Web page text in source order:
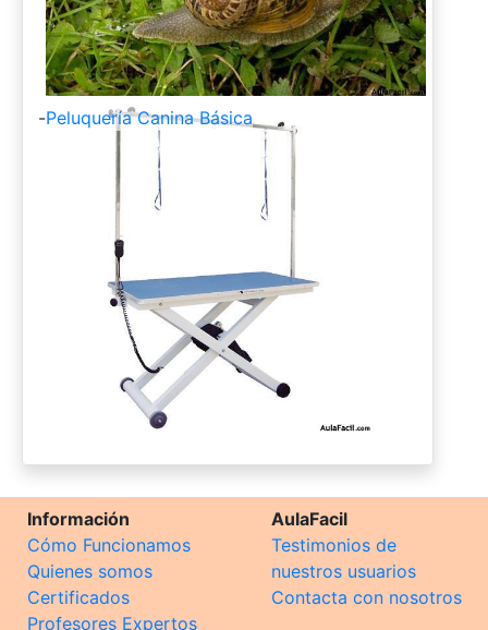
-Peluquería Canina Básica
Información
Cómo Funcionamos
Quienes somos
Certificados
Profesores Expertos
AulaFacil
Testimonios de
nuestros usuarios
Contacta con nosotros